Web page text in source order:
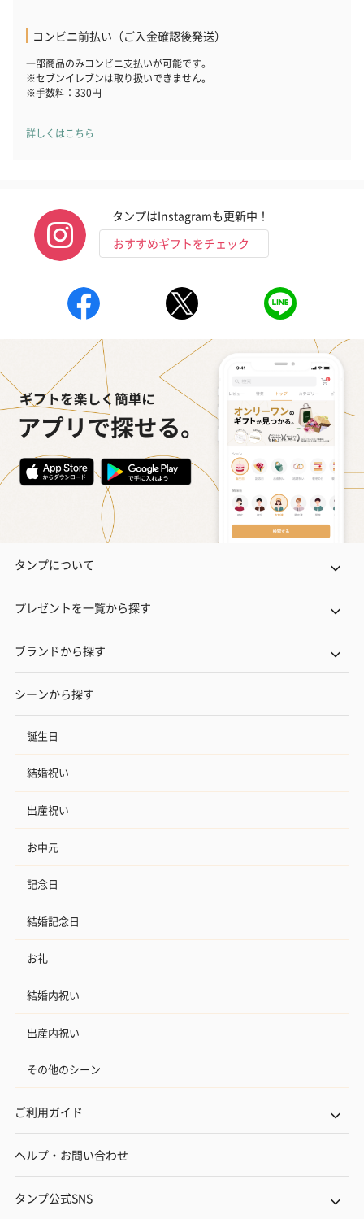
コンビニ前払い（ご入金確認後発送）
一部商品のみコンビニ支払いが可能です。
※セブンイレブンは取り扱いできません。
※手数料：330円
詳しくはこちら
タンプはInstagramも更新中！
おすすめギフトをチェック
タンプについて
プレゼントを一覧から探す
ブランドから探す
シーンから探す
誕生日
結婚祝い
出産祝い
お中元
記念日
結婚記念日
お礼
結婚内祝い
出産内祝い
その他のシーン
ご利用ガイド
ヘルプ・お問い合わせ
タンプ公式SNS